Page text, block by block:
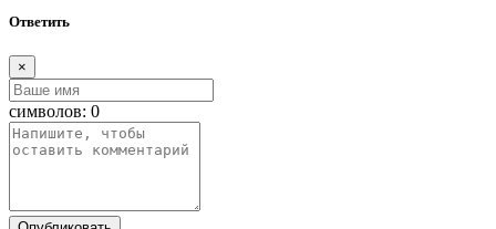
Ответить
×
символов: 0